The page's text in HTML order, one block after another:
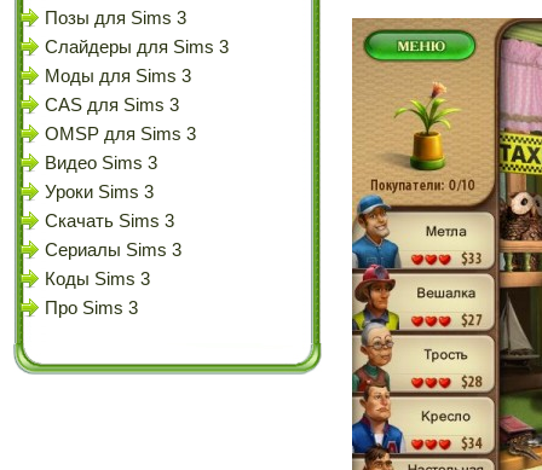
Позы для Sims 3
Слайдеры для Sims 3
Моды для Sims 3
CAS для Sims 3
OMSP для Sims 3
Видео Sims 3
Уроки Sims 3
Скачать Sims 3
Сериалы Sims 3
Коды Sims 3
Про Sims 3